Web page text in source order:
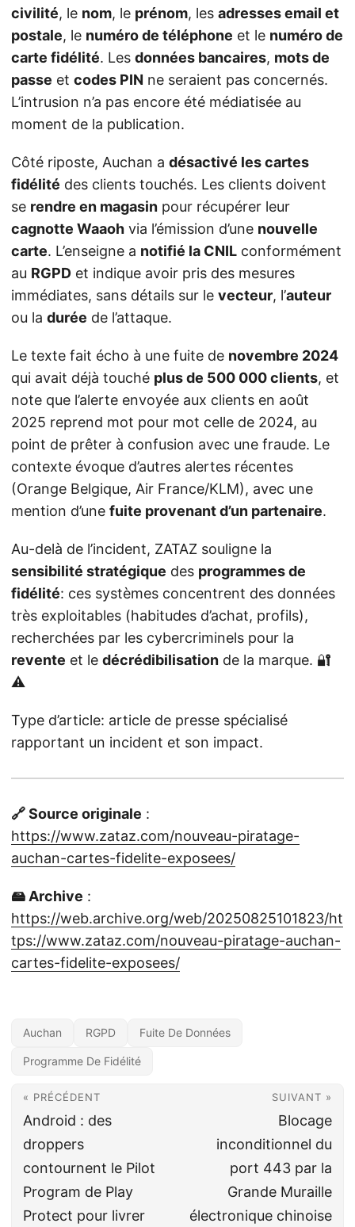
civilité, le nom, le prénom, les adresses email et
postale, le numéro de téléphone et le numéro de
carte fidélité. Les données bancaires, mots de
passe et codes PIN ne seraient pas concernés.
L’intrusion n’a pas encore été médiatisée au
moment de la publication.
Côté riposte, Auchan a désactivé les cartes
fidélité des clients touchés. Les clients doivent
se rendre en magasin pour récupérer leur
cagnotte Waaoh via l’émission d’une nouvelle
carte. L’enseigne a notifié la CNIL conformément
au RGPD et indique avoir pris des mesures
immédiates, sans détails sur le vecteur, l’auteur
ou la durée de l’attaque.
Le texte fait écho à une fuite de novembre 2024
qui avait déjà touché plus de 500 000 clients, et
note que l’alerte envoyée aux clients en août
2025 reprend mot pour mot celle de 2024, au
point de prêter à confusion avec une fraude. Le
contexte évoque d’autres alertes récentes
(Orange Belgique, Air France/KLM), avec une
mention d’une fuite provenant d’un partenaire.
Au-delà de l’incident, ZATAZ souligne la
sensibilité stratégique des programmes de
fidélité: ces systèmes concentrent des données
très exploitables (habitudes d’achat, profils),
recherchées par les cybercriminels pour la
revente et le décrédibilisation de la marque. 🔐
⚠️
Type d’article: article de presse spécialisé
rapportant un incident et son impact.
🔗 Source originale :
https://www.zataz.com/nouveau-piratage-
auchan-cartes-fidelite-exposees/
🖴 Archive :
https://web.archive.org/web/20250825101823/ht
tps://www.zataz.com/nouveau-piratage-auchan-
cartes-fidelite-exposees/
Auchan RGPD Fuite De Données
Programme De Fidélité
« PRÉCÉDENT
Android : des
droppers
contournent le Pilot
Program de Play
Protect pour livrer
SUIVANT »
Blocage
inconditionnel du
port 443 par la
Grande Muraille
électronique chinoise